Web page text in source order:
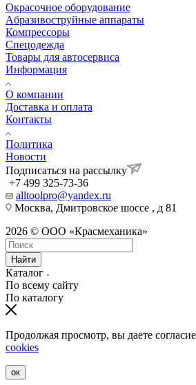
Окрасочное оборудование
Aбразивоструйные аппараты
Компрессоры
Спецодежда
Товары для автосервиса
Информация
О компании
Доставка и оплата
Контакты
Политика
Новости
Подписаться на рассылку
+7 499 325-73-36
alltoolpro@yandex.ru
Москва, Дмитровское шоссе , д 81
2026 © ООО «Красмеханика»
Найти
Каталог
По всему сайту
По каталогу
Продолжая просмотр, вы даете
cookies
ок